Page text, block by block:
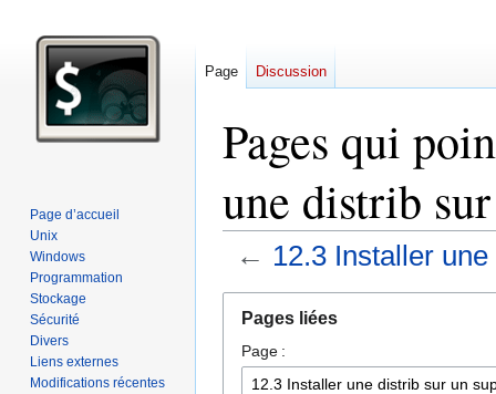
Pages qui
une distrib
← 12.3 Installer
navigation
recherche
Pages liées
Page :
Page Discussion
Page d’accueil
Unix
Windows
Programmation
Stockage
Sécurité
Divers
Liens externes
Modifications récentes